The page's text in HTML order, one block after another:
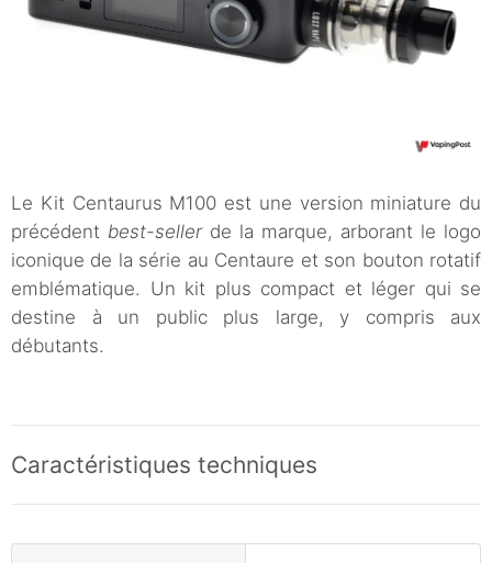
Le Kit Centaurus M100 est une version miniature du
précédent best-sellerde la marque, arborant le logo
iconique de la série au Centaure et son bouton rotatif
emblématique. Un kit plus compact et léger qui se
destine à un public plus large, y compris aux
débutants.
Caractéristiques techniques